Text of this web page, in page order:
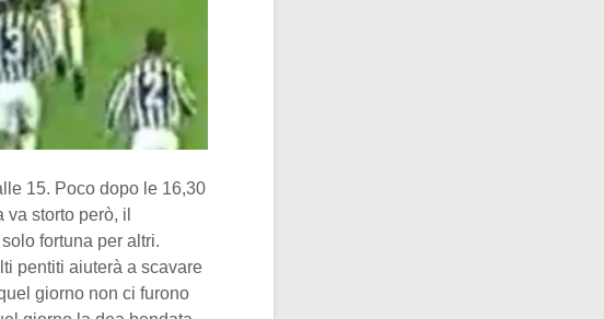
15. Poco dopo le 16,30
storto però, il
fortuna per altri.
pentiti aiuterà a scavare
giorno non ci furono